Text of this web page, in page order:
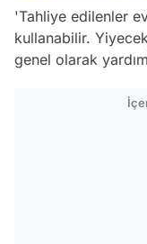
'Tahliye edilenler
kullanabilir.
genel olarak